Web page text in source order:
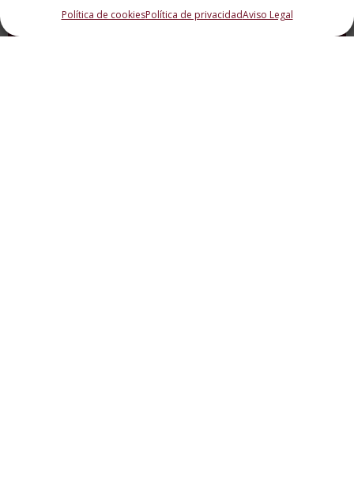
Política de cookiesPolítica de privacidadAviso Legal